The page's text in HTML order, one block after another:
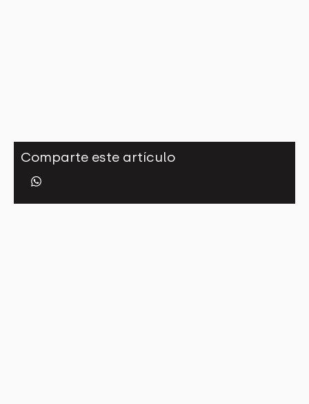
Comparte este artículo